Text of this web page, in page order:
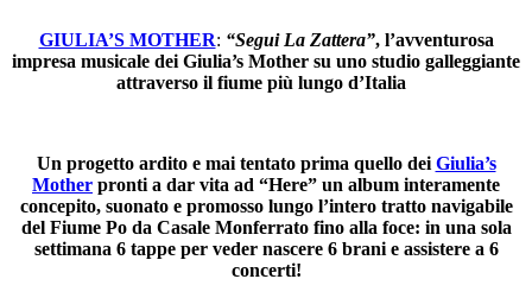
GIULIA’S MOTHER: “Segui La Zattera”, l’avventurosa
impresa musicale dei Giulia’s Mother su uno studio galleggiante
attraverso il fiume più lungo d’Italia
Un progetto ardito e mai tentato prima quello dei Giulia’s
Mother pronti a dar vita ad “Here” un album interamente
concepito, suonato e promosso lungo l’intero tratto navigabile
del Fiume Po da Casale Monferrato fino alla foce: in una sola
settimana 6 tappe per veder nascere 6 brani e assistere a 6
concerti!